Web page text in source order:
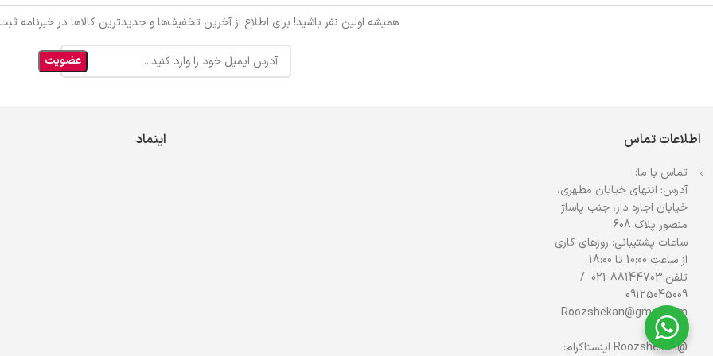
همیشه اولین نفر باشید! برای اطلاع از آخرین تخفیف‌ها و جدیدترین کالاها در خبرنامه
اطلاعات تماس
تماس با ما:
آدرس: انتهای خیابان مطهری،
خیابان اجاره دار، جنب پاساژ
منصور پلاک 608
ساعات پشتیبانی: روزهای کاری
از ساعت 10:00 تا 18:00
تلفن:88144703-021 /
09125045009
Roozshekan@gmail.com
ایمیل:
@Roozshekan اینستاکرام:
اینماد